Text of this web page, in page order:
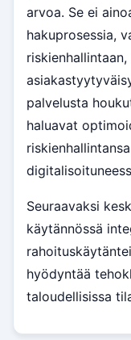
arvoa. Se ei
hakuprosessia,
palvelusta
haluavat
Seuraavaksi
käytännössä
hyödyntää
taloudellisissa